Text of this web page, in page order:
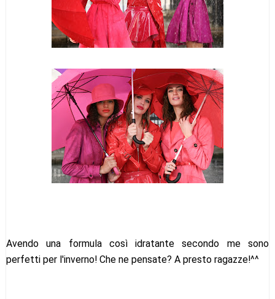
Avendo una formula così idratante secondo me sono
perfetti per l'inverno! Che ne pensate? A presto ragazze!^^